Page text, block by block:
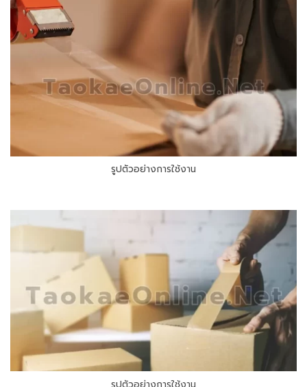
รูปตัวอย่างการใช้งาน